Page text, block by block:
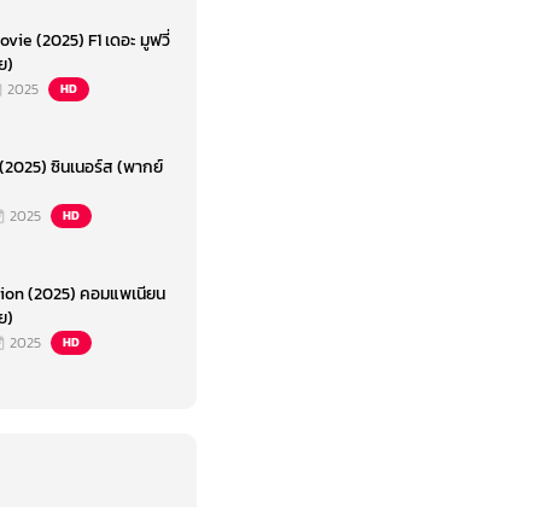
(2025) F1 เดอะ มูฟวี่
)
2025 HD
ซินเนอร์ส (พากย์
2025 HD
(2025) คอมแพเนียน
)
2025 HD